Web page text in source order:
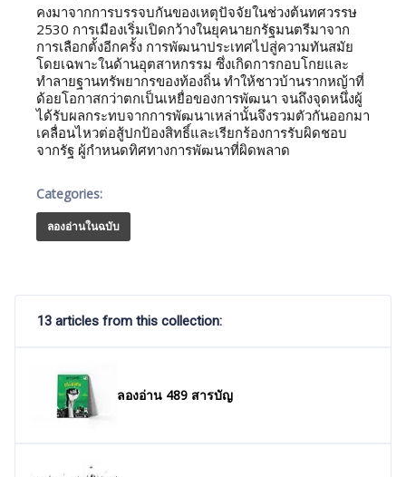
คงมาจากการบรรจบกันของเหตุปัจจัยในช่วงต้นทศวรรษ
2530 การเมืองเริ่มเปิดกว้างในยุคนายกรัฐมนตรีมาจาก
การเลือกตั้งอีกครั้ง การพัฒนาประเทศไปสู่ความทันสมัย
โดยเฉพาะในด้านอุตสาหกรรม ซึ่งเกิดการกอบโกยและ
ทำลายฐานทรัพยากรของท้องถิ่น ทำให้ชาวบ้านรากหญ้าที่
ด้อยโอกาสกว่าตกเป็นเหยื่อของการพัฒนา จนถึงจุดหนึ่งผู้
ได้รับผลกระทบจากการพัฒนาเหล่านั้นจึงรวมตัวกันออกมา
เคลื่อนไหวต่อสู้ปกป้องสิทธิ์และเรียกร้องการรับผิดชอบ
จากรัฐ ผู้กำหนดทิศทางการพัฒนาที่ผิดพลาด
Categories:
ลองอ่านในฉบับ
13 articles from this collection:
ลองอ่าน 489 สารบัญ